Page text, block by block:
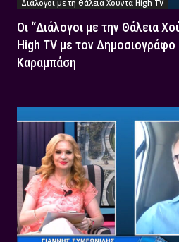
Διάλογοι με τη Θάλεια Χούντα High TV
Οι “Διάλογοι με την Θάλεια
High TV με τον Δημοσιογράφο
Καραμπάση